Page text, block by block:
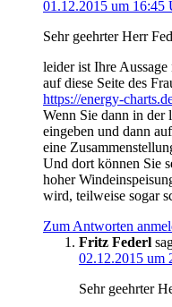
01.12.2015 um 16:45
Sehr geehr­ter Herr
lei­der ist Ihre
auf die­se Sei­te des
https://energy-
Wenn Sie dann in der
ein­ge­ben und dann
eine
Und dort kön­nen Sie
hoher
wird, teil­wei­se sogar
Zum Antworten
Fritz Federl
02.12.2015 um
Sehr geehr­ter